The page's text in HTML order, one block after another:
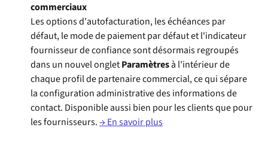
commerciaux
Les options d'autofacturation, les échéances par
défaut, le mode de paiement par défaut et l'indicateur
fournisseur de confiance sont désormais regroupés
dans un nouvel onglet Paramètres à l'intérieur de
chaque profil de partenaire commercial, ce qui sépare
la configuration administrative des informations de
contact. Disponible aussi bien pour les clients que pour
les fournisseurs. → En savoir plus